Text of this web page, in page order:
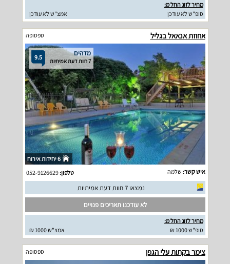
מחיר לזוג החל מ:
סופ"ש לא עודכן
אמצ"ש לא עודכן
אחוזת אנאאל בגליל ספסופה
9.5 מדהים
7 חוות דעת אמיתיות
6 יחידות אירוח
איש קשר: שלמה טלפון:052-9126629
נמצאו 7 חוות דעת אמיתיות
לא עודכנו תאריכים פנויים
מחיר לזוג החל מ:
סופ"ש 1000 ₪
אמצ"ש 1000 ₪
צימר בקתות עלי הגפן ספסופה